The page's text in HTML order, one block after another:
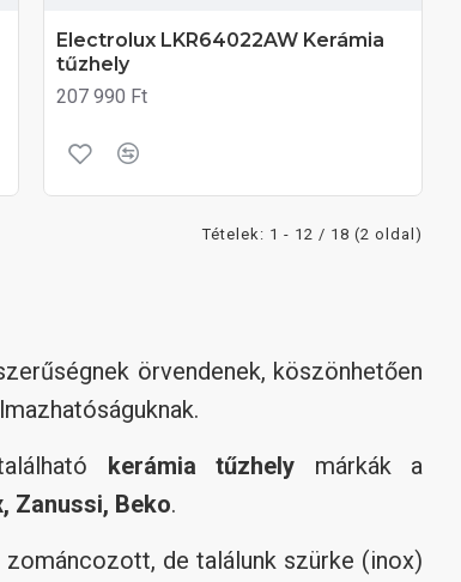
Electrolux LKR64022AW Kerámia
tűzhely
207 990 Ft
Tételek: 1 - 12 / 18 (2 oldal)
örvendenek, köszönhetően
kerámia tűzhely márkák a
Zanussi, Beko.
de találunk szürke (inox)